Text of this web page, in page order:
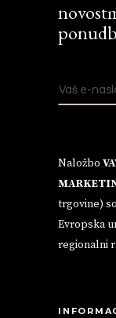
Naložbo
trgovine)
Evropska
regionalni